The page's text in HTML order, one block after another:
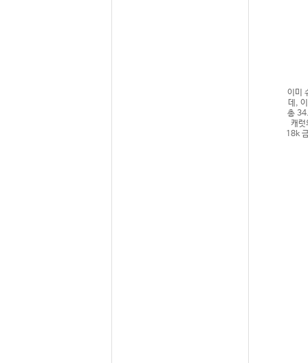
이미
데,
총
캐
18k